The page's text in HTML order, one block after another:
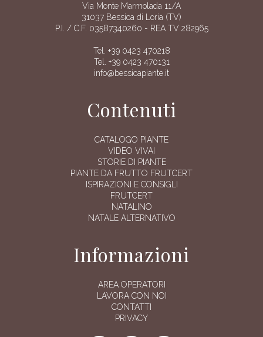
Via Monte Marmolada 11/A
31037 Bessica di Loria (TV)
P.I. / C.F. 03587340260 - REA TV 282965
Tel. +39 0423 470218
Tel. +39 0423 470131
info@bessicapiante.it
Contenuti
CATALOGO PIANTE
VIDEO VIVAI
STORIE DI PIANTE
PIANTE DA FRUTTO FRUTCERT
ISPIRAZIONI E CONSIGLI
FRUTCERT
NATALINO
NATALE ALTERNATIVO
Informazioni
AREA OPERATORI
LAVORA CON NOI
CONTATTI
PRIVACY